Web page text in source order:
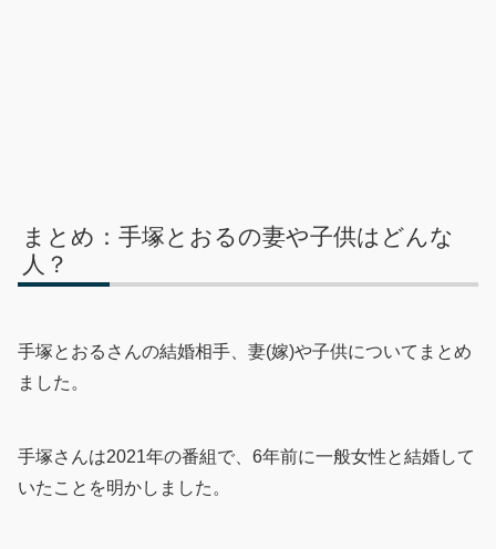
まとめ：手塚とおるの妻や子供はどんな
人？
手塚とおるさんの結婚相手、妻(嫁)や子供についてまとめ
ました。
手塚さんは2021年の番組で、6年前に一般女性と結婚して
いたことを明かしました。